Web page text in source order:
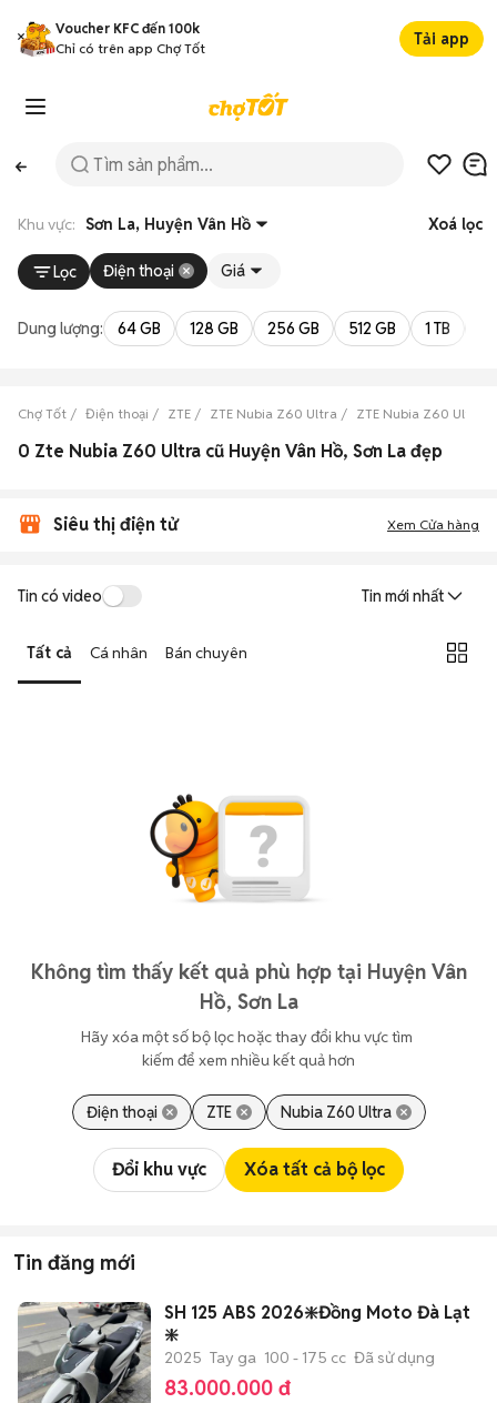
Voucher KFC đến 100k
Chỉ có trên app Chợ Tốt
Tải app
Khu vực: Sơn La, Huyện Vân Hồ Xoá lọc
Lọc Điện thoại Giá
Dung lượng: 64 GB 128 GB 256 GB 512 GB 1 TB
Chợ Tốt Điện thoại ZTE ZTE Nubia Z60 Ultra ZTE Nubia Z60 Ultra
0 Zte Nubia Z60 Ultra cũ Huyện Vân Hồ, Sơn La đẹp
Siêu thị điện tử Xem Cửa hàng
Tin có video Tin mới nhất
Tất cả Cá nhân Bán chuyên
Không tìm thấy kết quả phù hợp tại Huyện Vân
Hồ, Sơn La
Hãy xóa một số bộ lọc hoặc thay đổi khu vực tìm
kiếm để xem nhiều kết quả hơn
Điện thoại ZTE Nubia Z60 Ultra
Đổi khu vực Xóa tất cả bộ lọc
Tin đăng mới
SH 125 ABS 2026❇️Đồng Moto Đà Lạt
❇️
2025 Tay ga 100 - 175 cc Đã sử dụng
83.000.000 đ